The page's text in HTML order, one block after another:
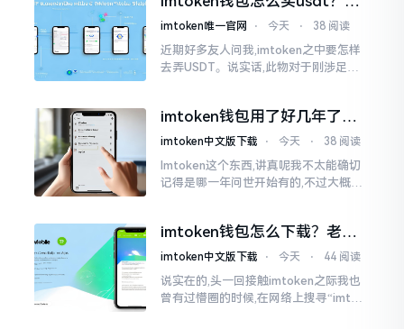
手教你简单三步搞定
imtoken唯一官网 ⋅ 今天 ⋅ 38 阅读
近期好多友人问我,imtoken之中要怎样
去弄USDT。说实话,此物对于刚涉足币
imtoken钱包用了好几年了，
到底多少年了？
imtoken中文版下载 ⋅ 今天 ⋅ 38 阅读
Imtoken这个东西,讲真呢我不太能确切
记得是哪一年问世开始有的,不过大概在
多快要十年的时间了。
imtoken钱包怎么下载？老用
户告诉你靠谱渠道
imtoken中文版下载 ⋅ 今天 ⋅ 44 阅读
说实在的,头一回接触imtoken之际我也
曾有过懵圈的时候,在网络上搜寻“imtok